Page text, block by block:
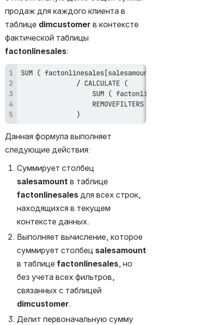
продаж для каждого клиента в
таблице dimcustomer в контексте
factonlinesales:
SUM ( factonlinesales[salesamount
                  SUM ( factonlinesales
              )
Данная формула выполняет
следующие действия:
salesamount
factonlinesales для всех строк,
находящихся в текущем
контексте данных.
Выполняет вычисление, которое
суммирует столбец salesamount
в таблице factonlinesales, но
без учета всех фильтров,
dimcustomer.
Делит первоначальную сумму